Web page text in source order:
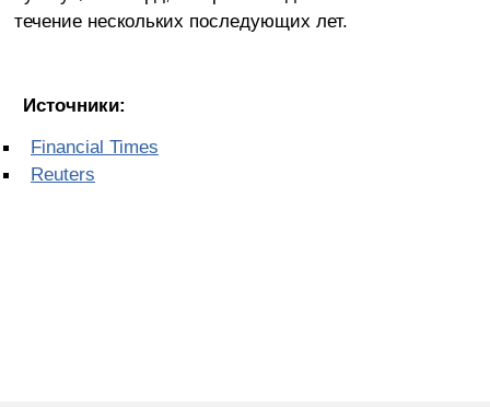
течение нескольких последующих лет.
Источники:
Financial Times
Reuters